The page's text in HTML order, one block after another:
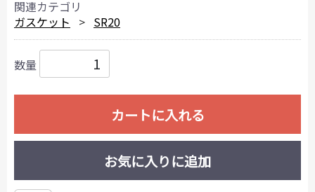
関連カテゴリ
ガスケット
SR20
数量
カートに入れる
お気に入りに追加